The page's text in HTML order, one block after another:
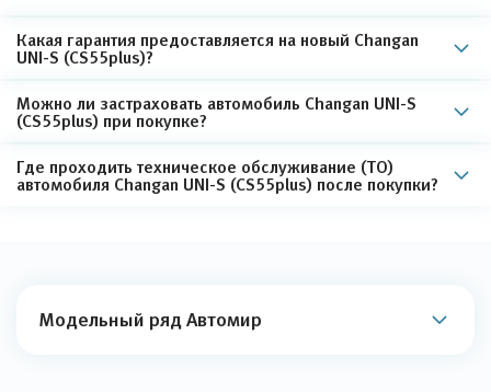
Какая гарантия предоставляется на новый Changan
UNI-S (CS55plus)?
Можно ли застраховать автомобиль Changan UNI-S
(CS55plus) при покупке?
Где проходить техническое обслуживание (ТО)
автомобиля Changan UNI-S (CS55plus) после покупки?
Модельный ряд Автомир